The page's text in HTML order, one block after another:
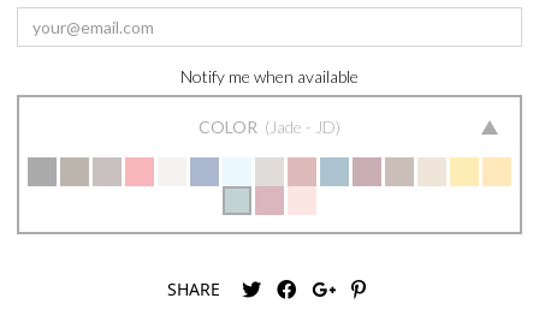
Notify me when available
COLOR Jade - JD
SHARE